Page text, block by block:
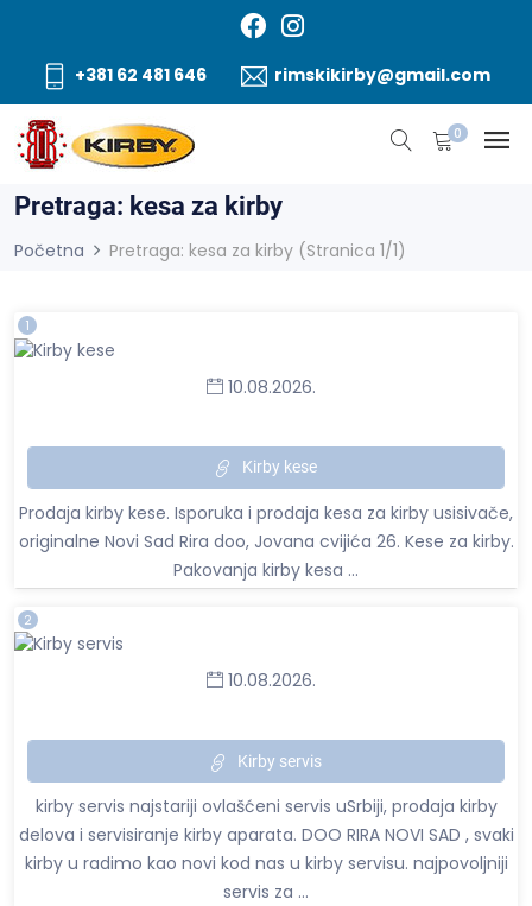
+381 62 481 646 rimskikirby@gmail.com
0
Pretraga: kesa za kirby
Početna Pretraga: kesa za kirby (Stranica 1/1)
1
10.08.2026.
Kirby kese
Prodaja kirby kese. Isporuka i prodaja kesa za kirby usisivače,
originalne Novi Sad Rira doo, Jovana cvijića 26. Kese za kirby.
Pakovanja kirby kesa ...
2
10.08.2026.
Kirby servis
kirby servis najstariji ovlašćeni servis uSrbiji, prodaja kirby
delova i servisiranje kirby aparata. DOO RIRA NOVI SAD , svaki
kirby u radimo kao novi kod nas u kirby servisu. najpovoljniji
servis za ...